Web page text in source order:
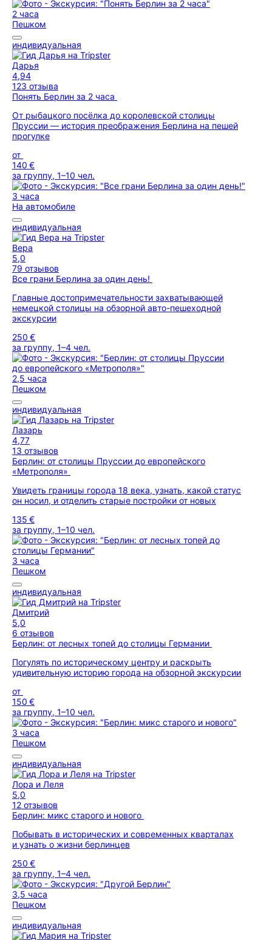
2 часа
Пешком
индивидуальная
Дарья
4,94
123 отзыва
Понять Берлин за 2 часа
От рыбацкого посёлка до королевской столицы
Пруссии — история преображения Берлина на пешей
прогулке
от
140 €
за группу, 1–10 чел.
3 часа
На автомобиле
индивидуальная
Вера
5,0
79 отзывов
Все грани Берлина за один день!
Главные достопримечательности захватывающей
немецкой столицы на обзорной авто-пешеходной
экскурсии
250 €
за группу, 1–4 чел.
2,5 часа
Пешком
индивидуальная
Лазарь
4,77
13 отзывов
Берлин: от столицы Пруссии до европейского
«Метрополя»
Увидеть границы города 18 века, узнать, какой статус
он носил, и отделить старые постройки от новых
135 €
за группу, 1–10 чел.
3 часа
Пешком
индивидуальная
Дмитрий
5,0
6 отзывов
Берлин: от лесных топей до столицы Германии
Погулять по историческому центру и раскрыть
удивительную историю города на обзорной экскурсии
от
150 €
за группу, 1–10 чел.
3 часа
Пешком
индивидуальная
Лора и Леля
5,0
12 отзывов
Берлин: микс старого и нового
Побывать в исторических и современных кварталах
и узнать о жизни берлинцев
250 €
за группу, 1–4 чел.
3,5 часа
Пешком
индивидуальная